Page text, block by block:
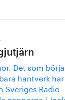
Det som
hantverk har
Radio